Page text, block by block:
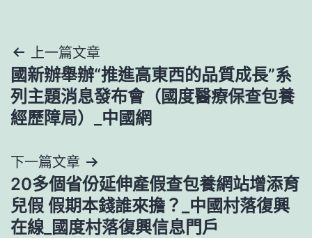
文
章
導
覽
上一篇文章
國新辦舉辦“推進高東西的品質成長”系
列主題消息發布會（國度醫療保查包養
經歷障局）_中國網
下一篇文章
20多個省份延伸產假查包養網站增添育
兒假 假期本錢誰來擔？_中國村落復興
在線_國度村落復興信息門戶